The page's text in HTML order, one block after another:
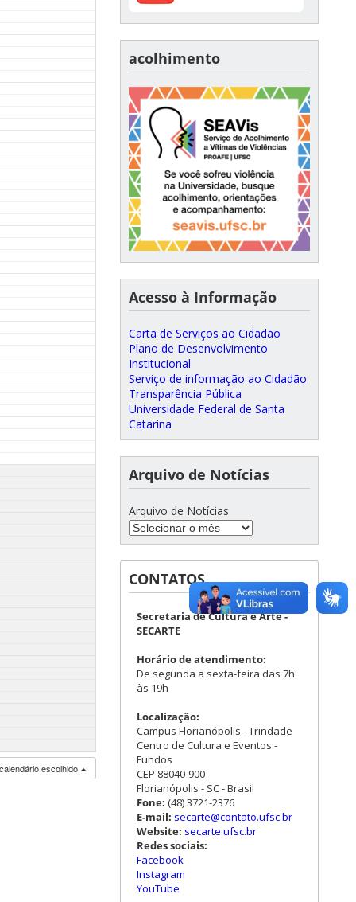
escolhido
acolhimento
Acesso à Informação
Carta de Serviços ao Cidadão
Plano de Desenvolvimento
Institucional
Serviço de informação ao Cidadão
Transparência Pública
Universidade Federal de Santa
Catarina
Arquivo de Notícias
Arquivo de Notícias
CONTATOS
Secretaria de Cultura e Arte -
SECARTE
Horário de atendimento:
De segunda a sexta-feira das 7h
às 19h
Localização:
Campus Florianópolis - Trindade
Centro de Cultura e Eventos -
Fundos
CEP 88040-900
Florianópolis - SC - Brasil
Fone: (48) 3721-2376
E-mail: secarte@contato.ufsc.br
Website: secarte.ufsc.br
Redes sociais:
Facebook
Instagram
YouTube